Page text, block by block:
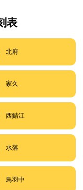
表
北府
家久
西鯖江
水落
鳥羽中